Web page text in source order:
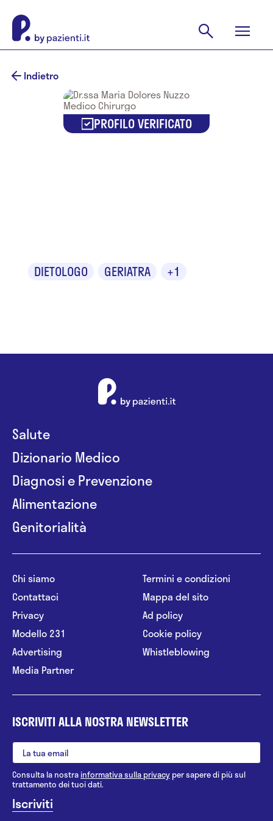
Indietro
PROFILO VERIFICATO
DIETOLOGO GERIATRA +1
Salute
Dizionario Medico
Diagnosi e Prevenzione
Alimentazione
Genitorialità
Chi siamo
Contattaci
Privacy
Modello 231
Advertising
Media Partner
Termini e condizioni
Mappa del sito
Ad policy
Cookie policy
Whistleblowing
ISCRIVITI ALLA NOSTRA NEWSLETTER
Consulta la nostrainformativa sulla privacy per sapere di più sul
trattamento dei tuoi dati.